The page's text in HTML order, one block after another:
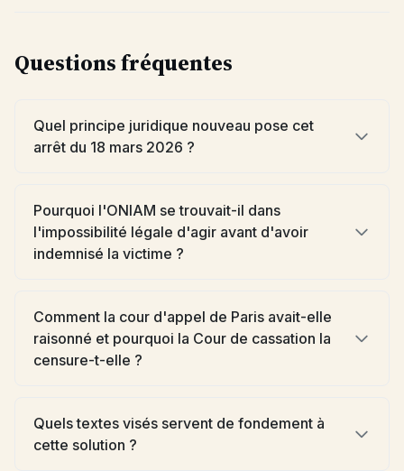
Questions fréquentes
Quel principe juridique nouveau pose cet
arrêt du 18 mars 2026 ?
Pourquoi l'ONIAM se trouvait-il dans
l'impossibilité légale d'agir avant d'avoir
indemnisé la victime ?
Comment la cour d'appel de Paris avait-elle
raisonné et pourquoi la Cour de cassation la
censure-t-elle ?
Quels textes visés servent de fondement à
cette solution ?